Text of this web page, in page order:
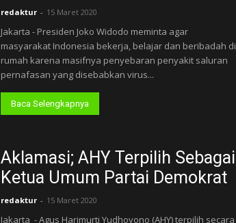
redaktur - 15 Maret 2020
Jakarta - Presiden Joko Widodo meminta agar
masyarakat Indonesia bekerja, belajar dan beribadah di
rumah karena masifnya penyebaran penyakit saluran
pernafasan yang disebabkan virus...
Baca Selengkapnya
Aklamasi; AHY Terpilih Sebagai
Ketua Umum Partai Demokrat
redaktur - 15 Maret 2020
Jakarta - Agus Harimurti Yudhoyono (AHY) terpilih secara